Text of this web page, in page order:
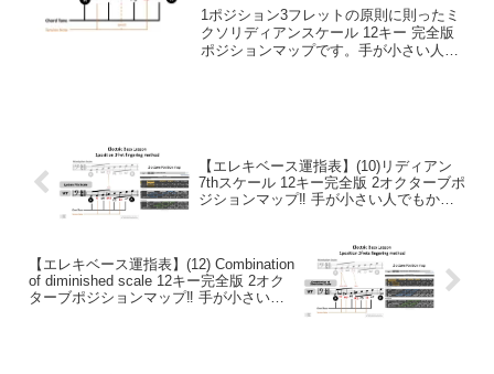
人でもかんたん！
1ポジション3フレットの原則に則ったミ
クソリディアンスケール 12キー 完全版
ポジションマップです。手が小さい人で
【エレキベース運指表】(10)リディアン
7thスケール 12キー完全版 2オクターブポ
ジションマップ‼︎ 手が小さい人でもかん
【エレキベース運指表】(12) Combination
of diminished scale 12キー完全版 2オク
ターブポジションマップ‼︎ 手が小さい人